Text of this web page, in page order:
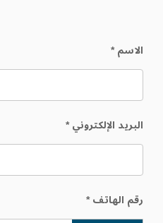
الاسم*
البريد الإلكتروني*
رقم الهاتف*